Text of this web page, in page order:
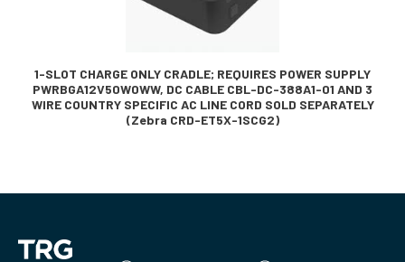
1-SLOT CHARGE ONLY CRADLE; REQUIRES POWER SUPPLY
PWRBGA12V50W0WW, DC CABLE CBL-DC-388A1-01 AND 3
WIRE COUNTRY SPECIFIC AC LINE CORD SOLD SEPARATELY
(Zebra CRD-ET5X-1SCG2)